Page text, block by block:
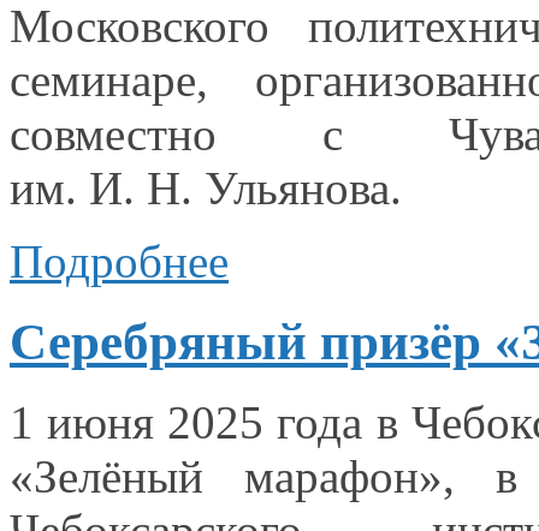
Московского
семинаре,
совместно с
им. И. Н. Ульянова.
Подробнее
Серебряный призёр
1 июня 2025 года в
«Зелёный марафон», в